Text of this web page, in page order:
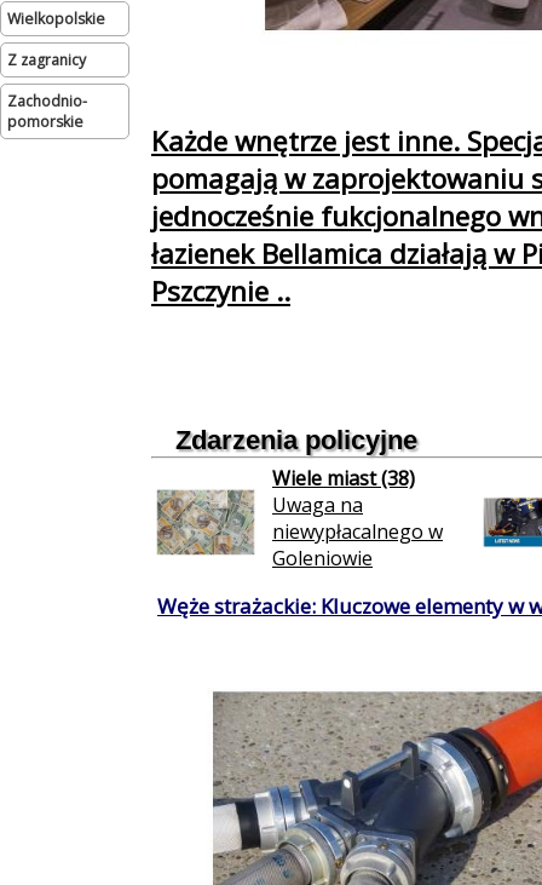
wielkopolskie
Z zagranicy
zachodnio-
pomorskie
Każde wnętrze jest inne.
pomagają w zaprojektowaniu
jednocześnie fukcjonalnego
łazienek Bellamica działają w
Pszczynie ..
Zdarzenia policyjne
Wiele miast (38)
Uwaga na
niewypłacalnego w
Goleniowie
Węże strażackie: Kluczowe elementy w